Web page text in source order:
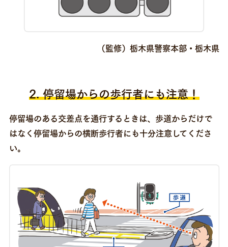
（監修）栃木県警察本部・栃木県
2. 停留場からの歩行者にも注意！
停留場のある交差点を通行するときは、 歩道からだけで
はなく停留場からの横断歩行者にも十分注意してくださ
い。